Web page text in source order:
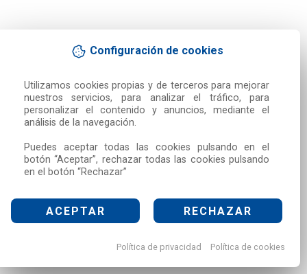
Configuración de cookies
Utilizamos cookies propias y de terceros para mejorar
nuestros servicios, para analizar el tráfico, para
personalizar el contenido y anuncios, mediante el
análisis de la navegación.
Puedes aceptar todas las cookies pulsando en el
botón “Aceptar”, rechazar todas las cookies pulsando
en el botón “Rechazar”
ACEPTAR RECHAZAR
Política de privacidad Política de cookies